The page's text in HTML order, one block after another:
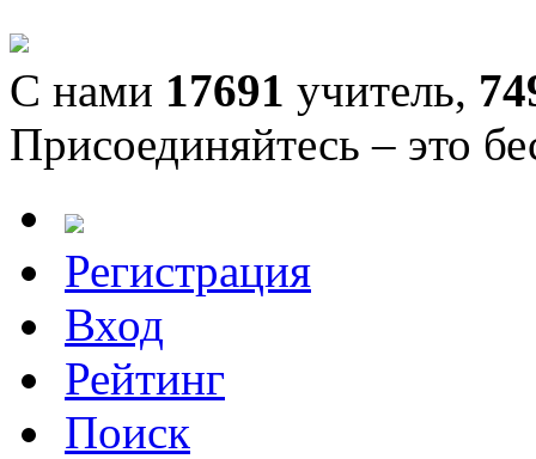
С нами 17691 учитель,
Присоединяйтесь – это
Регистрация
Вход
Рейтинг
Поиск